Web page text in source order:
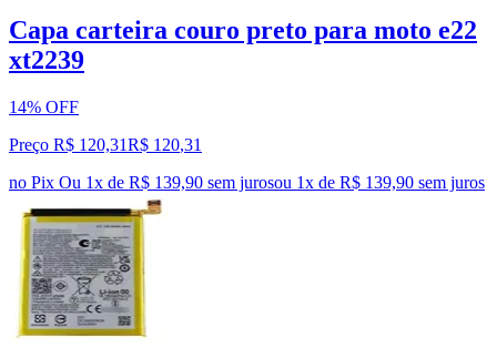
Capa carteira couro preto para moto e22
xt2239
14% OFF
Preço R$ 120,31R$ 120,31
no Pix Ou 1x de R$ 139,90 sem jurosou 1x de R$ 139,90 sem juros